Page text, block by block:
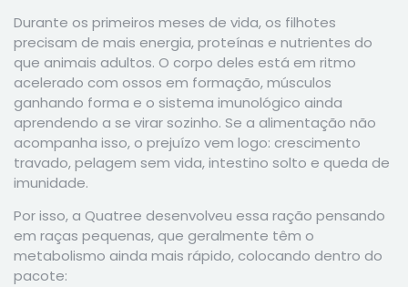
Durante os primeiros meses de vida, os filhotes
precisam de mais energia, proteínas e nutrientes do
que animais adultos. O corpo deles está em ritmo
acelerado com ossos em formação, músculos
ganhando forma e o sistema imunológico ainda
aprendendo a se virar sozinho. Se a alimentação não
acompanha isso, o prejuízo vem logo: crescimento
travado, pelagem sem vida, intestino solto e queda de
imunidade.
Por isso, a Quatree desenvolveu essa ração pensando
em raças pequenas, que geralmente têm o
metabolismo ainda mais rápido, colocando dentro do
pacote: